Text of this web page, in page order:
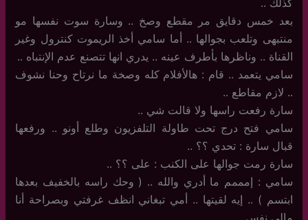
بعد خمس دقايق مر مقطع وصخ .. وسارة سوت نفسها مو
منتبهى وتلعب بجوالها .. أما سامي أخذ الريموت كنترول وغير
القناة .. وناظرها بأطرف عينه .. يدري انها تتصنع عدم الإنتباه ..
سامي يتعمد .. قام : هالأفلام كله وصخة ما نرتاح وحنا نشوف
.. لازم مقاطع ..
سارة رفعت راسها ولا قالت شي ..
سامي فتح درج تحت طاولة التلفزيون وطلع أونو .. ورفعها
قبال سارة : تحدي ؟؟ ..
سارة رمت جوالها على الكنب : على ؟؟ ..
سامي : إمممم ما أدري والله .. ( وحك راسه بالخفيف بعدها
ابتسم ) .. إيه لقيتها .. أمي تبغاني انظف غرفتي وبصراحة أنا
مالي نفس ..